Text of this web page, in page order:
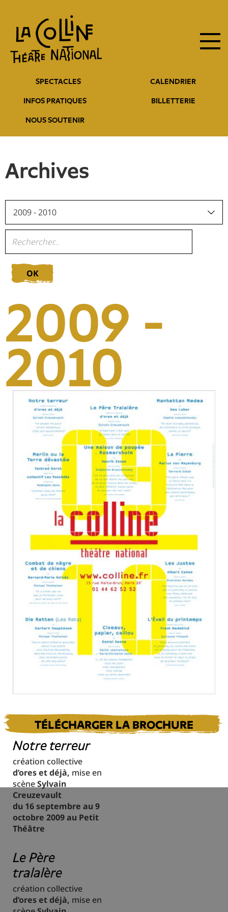
contenu
principal
entête
SPECTACLES CALENDRIER
INFOS PRATIQUES BILLETTERIE
NOUS SOUTENIR
principale
Archives
2009 - 2010
OK
2009 -
2010
TÉLÉCHARGER LA BROCHURE
Notre terreur
création collective
d’ores et déjà, mise en
scèneSylvain
Creuzevault
du 16 septembre au 9
octobre 2009 au Petit
Théâtre
Le Père
tralalère
création collective
d’ores et déjà, mise en